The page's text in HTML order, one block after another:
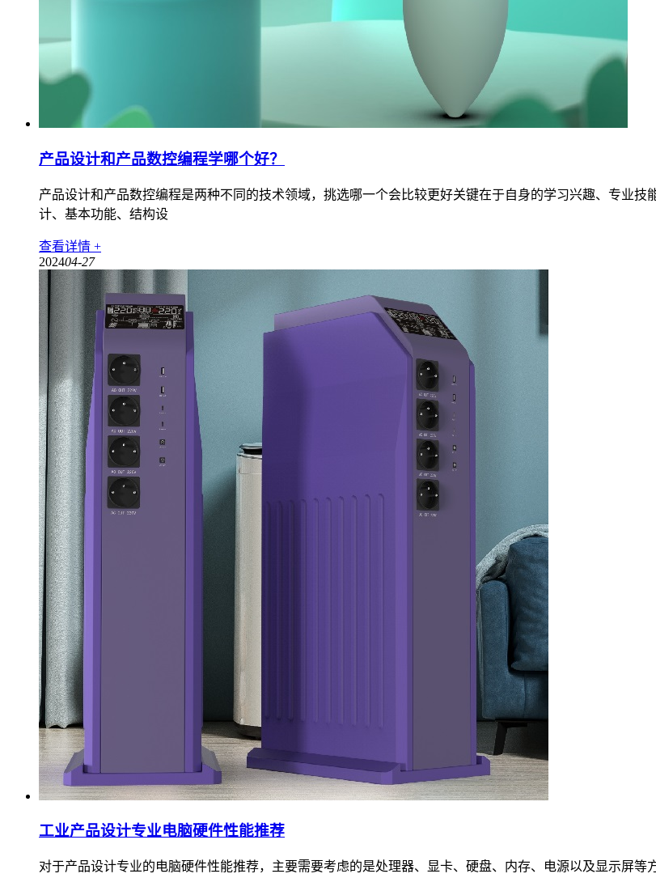
产品设计和产品数控编程学哪个好？
产品设计和产品数控编程是两种不同的技术领域，挑选哪一个会比较更好关键在于自身的学习兴趣、专业
计、基本功能、结构设
查看详情 +
202404-27
工业产品设计专业电脑硬件性能推荐
对于产品设计专业的电脑硬件性能推荐，主要需要考虑的是处理器、显卡、硬盘、内存、电源以及显示屏